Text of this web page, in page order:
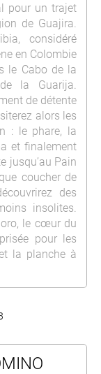
pour un trajet
de Guajira.
considéré
en Colombie
le Cabo de la
la Guarija.
de détente
alors les
: le phare, la
et finalement
jusqu’au Pain
coucher de
des
insolites.
le cœur du
pour les
la planche à